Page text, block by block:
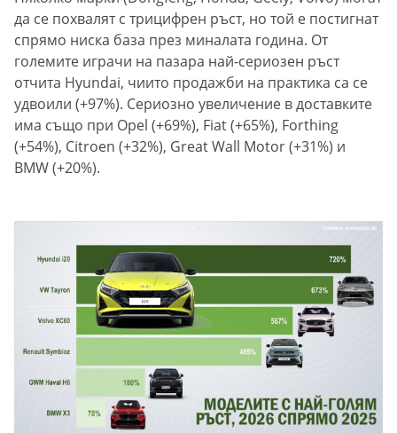
да се похвалят с трицифрен ръст, но той е постигнат
спрямо ниска база през миналата година. От
големите играчи на пазара най-сериозен ръст
отчита Hyundai, чиито продажби на практика са се
удвоили (+97%). Сериозно увеличение в доставките
има също при Opel (+69%), Fiat (+65%), Forthing
(+54%), Citroen (+32%), Great Wall Motor (+31%) и
BMW (+20%).